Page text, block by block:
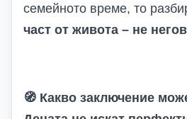
семейното време, то
част от живота – не
🧭 Какво заключение